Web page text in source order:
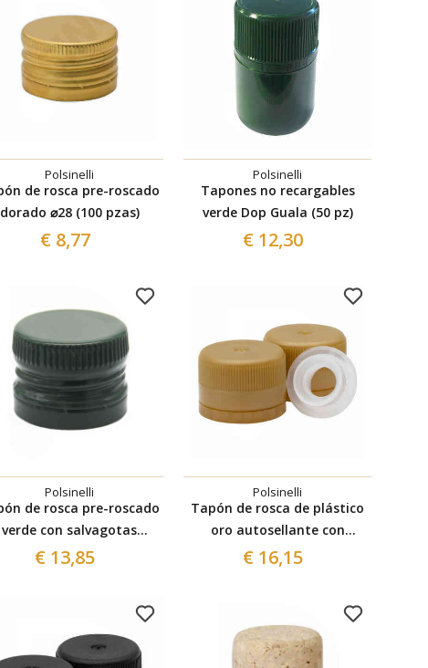
Polsinelli
de rosca pre-roscado
dorado ⌀28 (100 pzas)
€ 8,77
Polsinelli
Tapones no recargables
verde Dop Guala (50 pz)
€ 12,30
Polsinelli
de rosca pre-roscado
verde con salvagotas
desmontable ⌀31,5 (100
€ 13,85
Polsinelli
Tapón de rosca de plástico
oro autosellante con
antigoteo ⌀31,5 (100 pzas)
€ 16,15